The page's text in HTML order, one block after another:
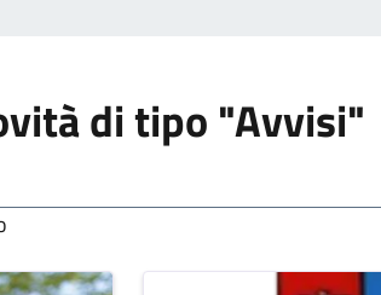
di tipo "Avvisi"